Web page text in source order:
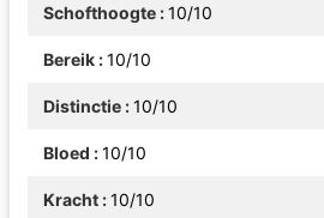
Schofthoogte 10/10
Bereik 10/10
Distinctie 10/10
Bloed 10/10
Kracht 10/10